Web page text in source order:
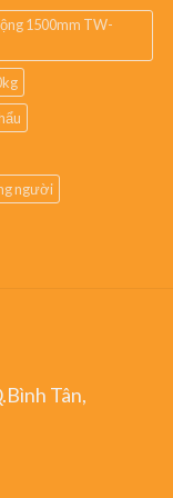
1500mm TW-
người
Tân,